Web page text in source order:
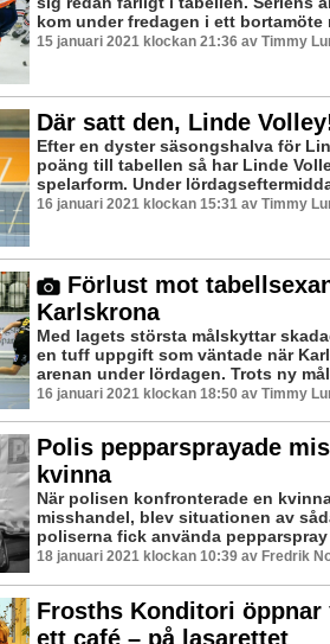
kom under fredagen i ett bortamöte
15 januari 2021 klockan 21:36 av Timmy
Där satt den, Linde
Efter en dyster säsongshalva för
poäng till tabellen så har Linde
spelarform. Under
16 januari 2021 klockan 15:31 av Timmy
Förlust mot
Karlskrona
Med lagets största målskyttar
en tuff uppgift som väntade när
arenan under lördagen. Trots ny
16 januari 2021 klockan 18:50 av Timmy
Polis pepparsprayade
kvinna
När polisen konfronterade en
misshandel, blev situationen av
poliserna fick använda
18 januari 2021 klockan 10:39 av Fredrik
Frosths Konditori öppnar
ett café – på lasarettet